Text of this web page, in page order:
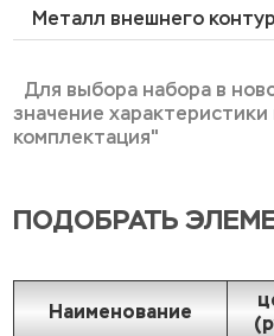
Металл внешнего
Для выбора набора в
значение
комплектация"
ПОДОБРАТЬ
Наименование